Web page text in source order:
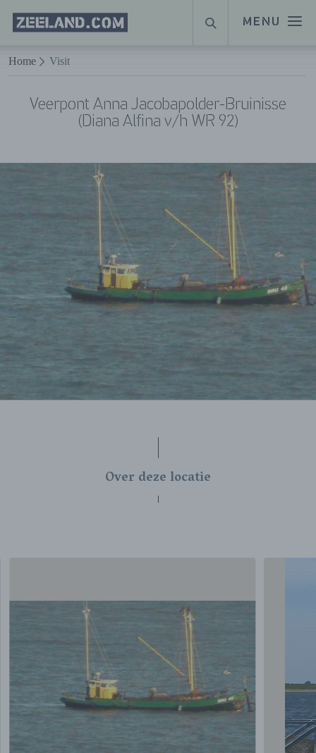
Naar hoofdinhoud
MENU
Homepage
Zeeland.com
ZOEKEN
Home Visit
Veerpont Anna Jacobapolder-Bruinisse
(Diana Alfina v/h WR 92)
Over deze locatie